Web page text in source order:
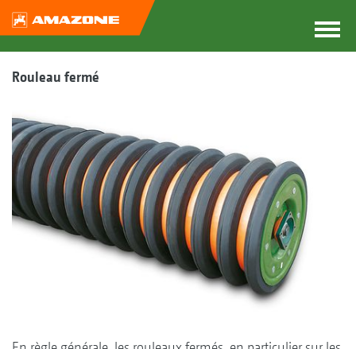
Rouleau fermé